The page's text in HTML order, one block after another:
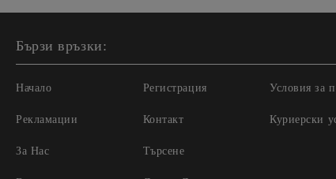
Бързи връзки:
Начало
Рекламации
За Нас
Регистрация
Контакт
Търсене
Условия за
Куриерски